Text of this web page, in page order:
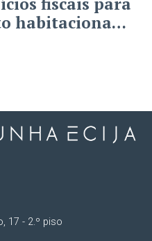
habitacional a
17 - 2.º piso